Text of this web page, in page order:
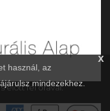
x
használ, az
mindezekhez.
előtt fél órával.